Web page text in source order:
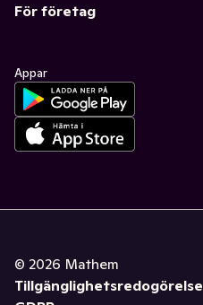
För företag
Appar
© 2026 Mathem
Tillgänglighetsredogörelse